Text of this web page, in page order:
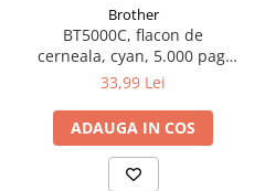
Brother
BT5000C, flacon de
cerneala, cyan, 5.000 pag,
Ink Benefit DCP-
33,99 Lei
ADAUGA IN COS